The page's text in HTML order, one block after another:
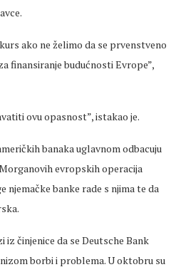
ako ne želimo da se prvenstveno
finansiranje budućnosti Evrope”,
ovu opasnost”, istakao je.
banaka uglavnom odbacuju
evropskih operacija
njemačke banke rade s njima te da
činjenice da se Deutsche Bank
borbi i problema. U oktobru su